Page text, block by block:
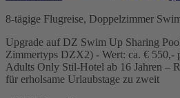
8-tägige Flugreise, Doppelzimmer
Upgrade auf DZ Swim Up Sharing
Zimmertyps DZX2) - Wert: ca. € 550,-
Adults Only Stil-Hotel ab 16 Jahren –
für erholsame Urlaubstage zu zweit